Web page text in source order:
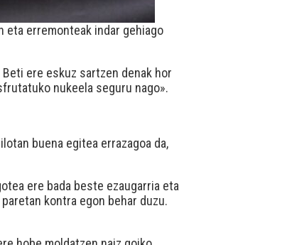
eta erremonteak indar gehiago
ere eskuz sartzen denak hor
nukeela seguru nago».
buena egitea errazagoa da,
ere bada beste ezaugarria eta
kontra egon behar duzu.